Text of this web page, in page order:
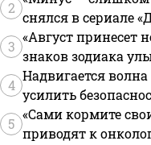
2
снялся в сериале
3
«Август принесет
знаков зодиака
4
Надвигается
усилить
5
«Сами кормите
приводят к